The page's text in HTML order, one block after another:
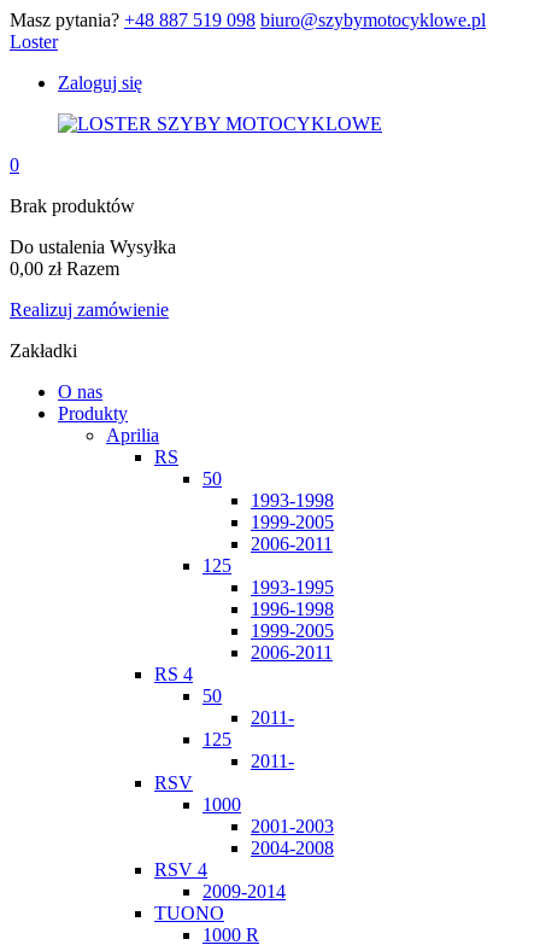
Masz pytania? +48 887 519 098 biuro@szybymotocyklowe.pl
Loster
Zaloguj się
0
Brak produktów
Do ustalenia Wysyłka
0,00 zł Razem
Realizuj zamówienie
Zakładki
O nas
Produkty
Aprilia
RS
50
1993-1998
1999-2005
2006-2011
125
1993-1995
1996-1998
1999-2005
2006-2011
RS 4
50
2011-
125
2011-
RSV
1000
2001-2003
2004-2008
RSV 4
2009-2014
TUONO
1000 R